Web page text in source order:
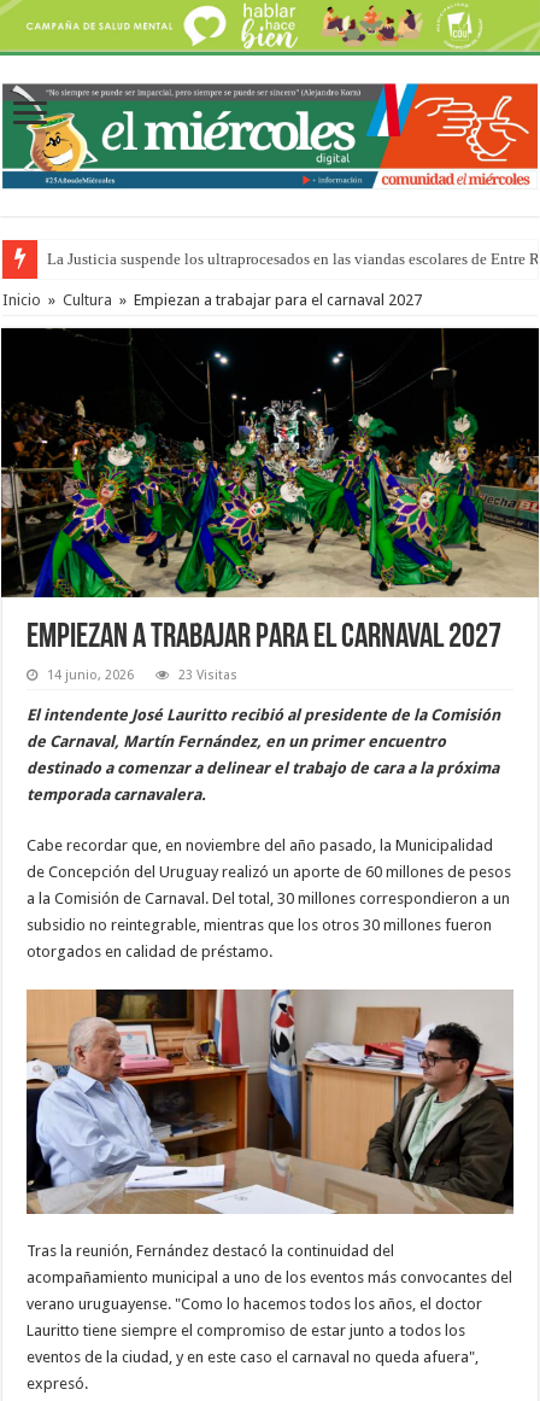
La Justicia suspende los ultraprocesados en las viandas escolares de Entre
Se presentará la obra “La Runfla de los Macanos”
Inicio » Cultura » Empiezan a trabajar para el carnaval 2027
Empiezan a trabajar para el carnaval 2027
14 junio, 2026 23 Visitas
El intendente José Lauritto recibió al presidente de la Comisión
de Carnaval, Martín Fernández, en un primer encuentro
destinado a comenzar a delinear el trabajo de cara a la próxima
temporada carnavalera.
Cabe recordar que, en noviembre del año pasado, la Municipalidad
de Concepción del Uruguay realizó un aporte de 60 millones de pesos
a la Comisión de Carnaval. Del total, 30 millones correspondieron a un
subsidio no reintegrable, mientras que los otros 30 millones fueron
otorgados en calidad de préstamo.
Tras la reunión, Fernández destacó la continuidad del
acompañamiento municipal a uno de los eventos más convocantes del
verano uruguayense. "Como lo hacemos todos los años, el doctor
Lauritto tiene siempre el compromiso de estar junto a todos los
eventos de la ciudad, y en este caso el carnaval no queda afuera",
expresó.